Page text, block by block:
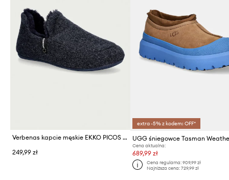
Verbenas kapcie męskie EKKO PICOS PET TONE
249,99 zł
extra -5% z kodem: OFF*
Cena aktualna:
689,99 zł
Cena regularna: 909,99 zł
Najniższa cena: 729,99 zł